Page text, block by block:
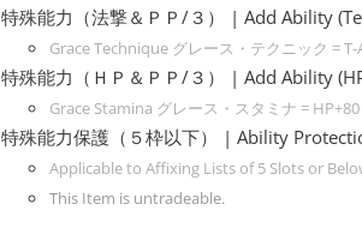
特殊能力（法撃＆ＰＰ/３） | Add Ability
Grace Technique グレース・テクニック = T-
特殊能力（ＨＰ＆ＰＰ/３） | Add Ability
Grace Stamina グレース・スタミナ = HP+80
特殊能力保護（５枠以下） | Ability
Applicable to Affixing Lists of 5 Slots or
This Item is untradeable.